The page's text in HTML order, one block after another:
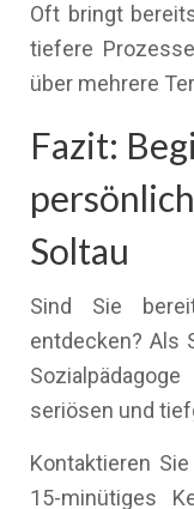
Oft bringt
tiefere
über mehrere
Fazit:
Soltau
Sind Sie
entdecken? Als
seriösen und
Kontaktieren
15-minütiges